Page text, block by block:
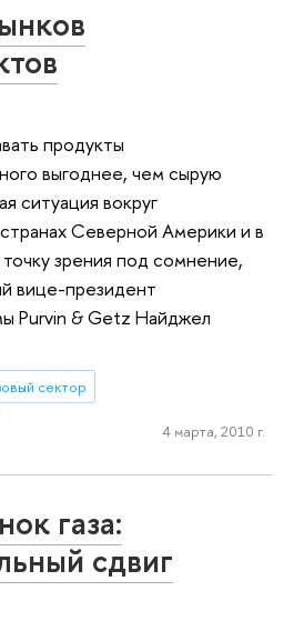
продукты
выгоднее, чем сырую
ситуация вокруг
Северной Америки и в
зрения под сомнение,
вице-президент
Purvin & Getz Найджел
сектор
4 марта, 2010 г.
газа:
сдвиг